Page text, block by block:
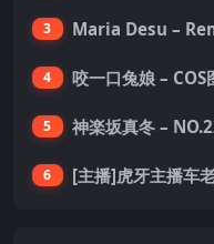
3 Maria Desu –
4 咬一口兔娘 – COS
5 神楽坂真冬 –
6